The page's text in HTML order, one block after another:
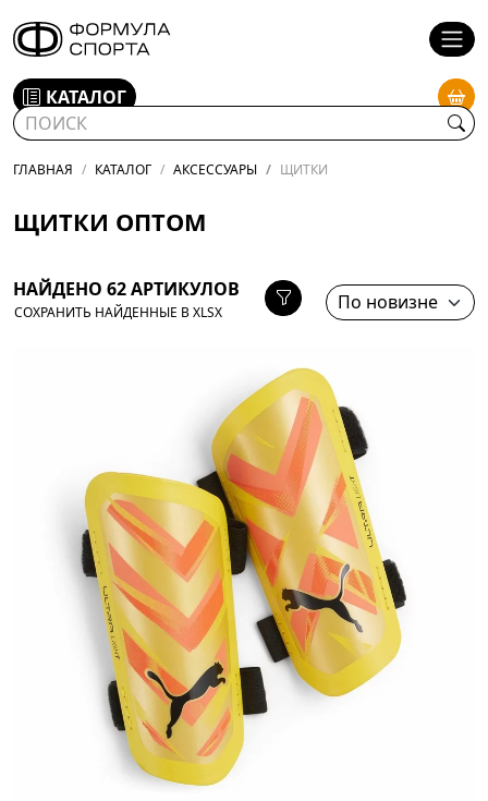
КАТАЛОГ
ГЛАВНАЯ КАТАЛОГ АКСЕССУАРЫ ЩИТКИ
ЩИТКИ ОПТОМ
НАЙДЕНО 62 АРТИКУЛОВ
СОХРАНИТЬ НАЙДЕННЫЕ В XLSX